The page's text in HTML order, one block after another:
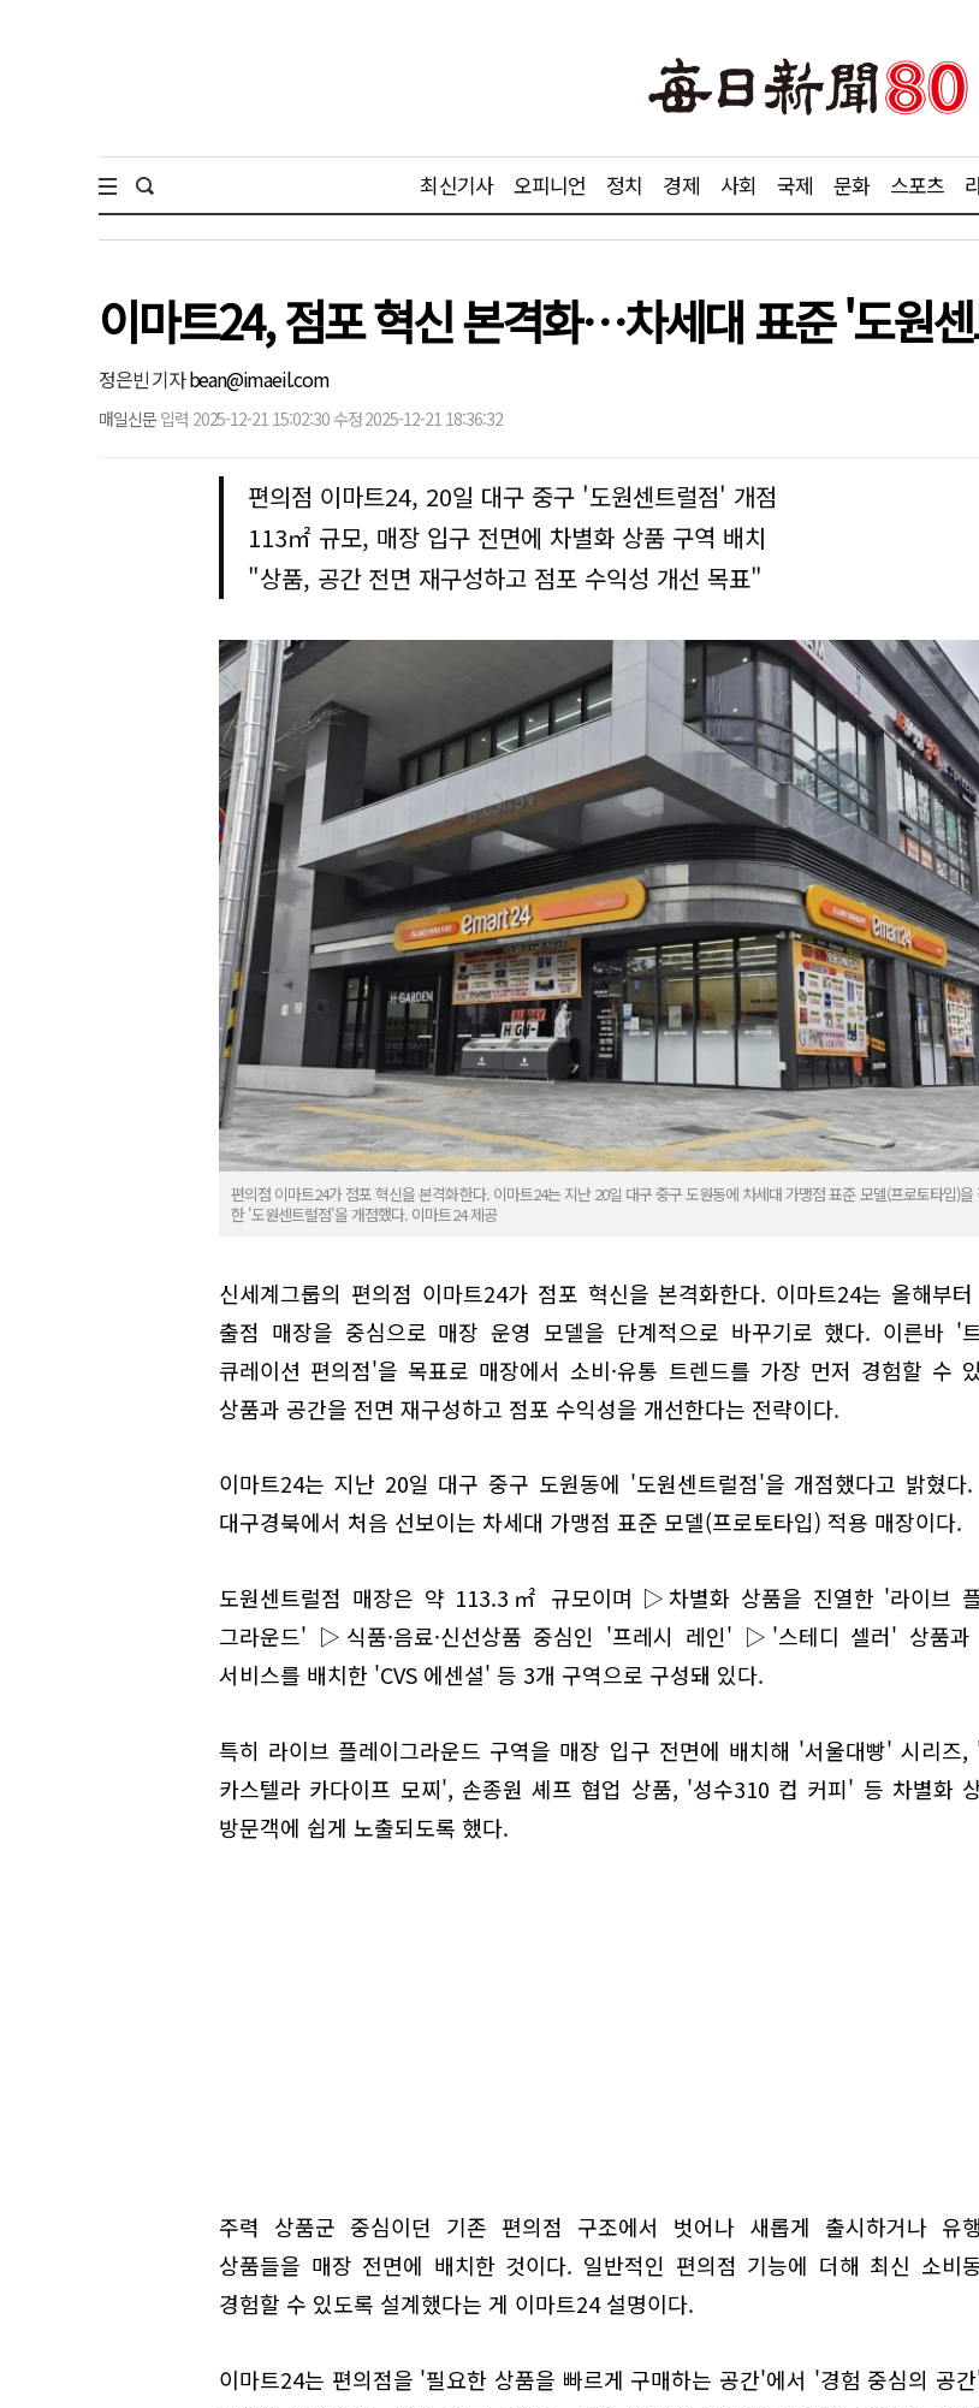
최신기사 오피니언 정치 경제 사회 국제 문화 스포츠
이마트24, 점포 혁신 본격화…차세대 표준 '도원
정은빈 기자bean@imaeil.com
매일신문 입력 2025-12-21 15:02:30 수정 2025-12-21 18:36:32
편의점 이마트24, 20일 대구 중구 '도원센트럴점' 개점
113㎡ 규모, 매장 입구 전면에 차별화 상품 구역 배치
"상품, 공간 전면 재구성하고 점포 수익성 개선 목표"
편의점 이마트24가 점포 혁신을 본격화한다. 이마트24는 지난 20일 대구 중구 도원동에 차세대 가맹점 표준 모델(프로토타입)을
한 '도원센트럴점'을 개점했다. 이마트24 제공
신세계그룹의 편의점 이마트24가 점포 혁신을 본격화한다. 이마트24는 올해부
출점 매장을 중심으로 매장 운영 모델을 단계적으로 바꾸기로 했다. 이른바 '
큐레이션 편의점'을 목표로 매장에서 소비·유통 트렌드를 가장 먼저 경험할 수
상품과 공간을 전면 재구성하고 점포 수익성을 개선한다는 전략이다.
이마트24는 지난 20일 대구 중구 도원동에 '도원센트럴점'을 개점했다고 밝혔다
대구경북에서 처음 선보이는 차세대 가맹점 표준 모델(프로토타입) 적용 매장이다.
도원센트럴점 매장은 약 113.3㎡ 규모이며 ▷차별화 상품을 진열한 '라이브
그라운드' ▷식품·음료·신선상품 중심인 '프레시 레인' ▷'스테디 셀러' 상품과
서비스를 배치한 'CVS 에센셜' 등 3개 구역으로 구성돼 있다.
특히 라이브 플레이그라운드 구역을 매장 입구 전면에 배치해 '서울대빵' 시리즈,
카스텔라 카다이프 모찌', 손종원 셰프 협업 상품, '성수310 컵 커피' 등 차별화
방문객에 쉽게 노출되도록 했다.
주력 상품군 중심이던 기존 편의점 구조에서 벗어나 새롭게 출시하거나 유
상품들을 매장 전면에 배치한 것이다. 일반적인 편의점 기능에 더해 최신 소비
경험할 수 있도록 설계했다는 게 이마트24 설명이다.
이마트24는 편의점을 '필요한 상품을 빠르게 구매하는 공간'에서 '경험 중심의 공